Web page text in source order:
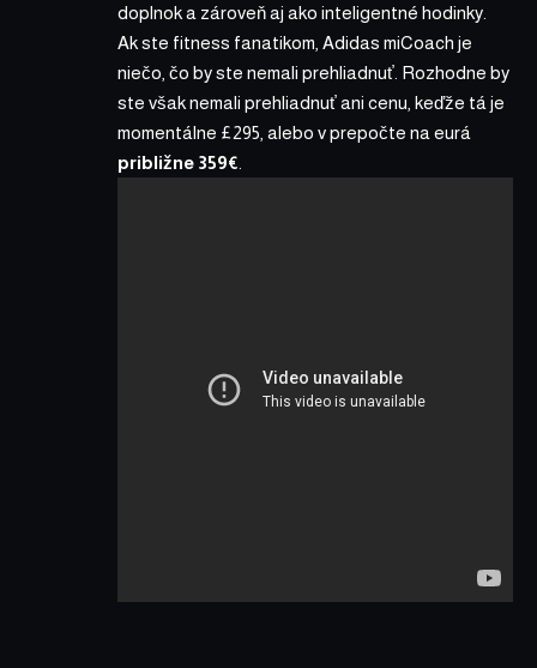
doplnok a zároveň aj ako inteligentné hodinky.
Ak ste fitness fanatikom, Adidas miCoach je
niečo, čo by ste nemali prehliadnuť. Rozhodne by
ste však nemali prehliadnuť ani cenu, keďže tá je
momentálne £295, alebo v prepočte na eurá
približne 359€